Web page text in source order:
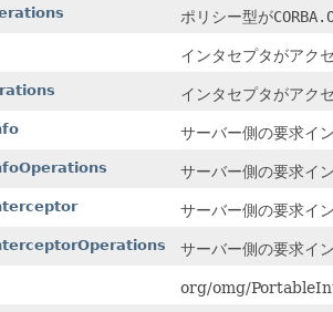
ポリシー型が
インタセプタがアク
インタセプタがアク
サーバー側の要求イ
サーバー側の要求イ
サーバー側の要求イ
サーバー側の要求イ
org/omg/